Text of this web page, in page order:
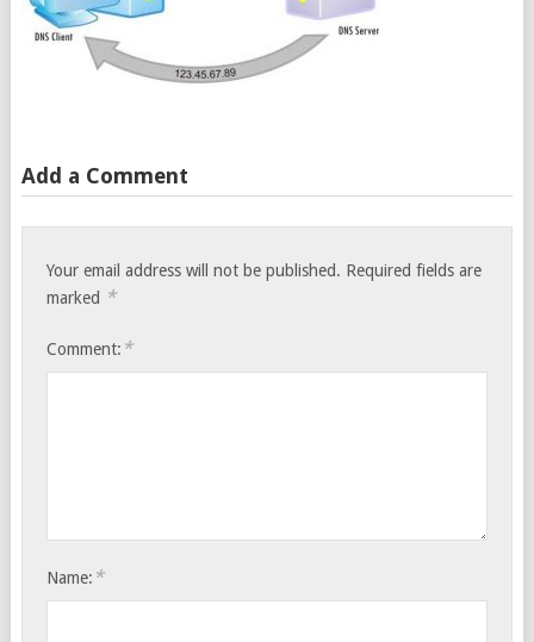
Add a Comment
Your email address will not be published. Required fields are
marked *
Comment: *
Name: *